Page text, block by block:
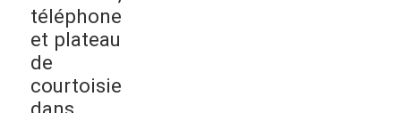
téléphone
et plateau
de
courtoisie